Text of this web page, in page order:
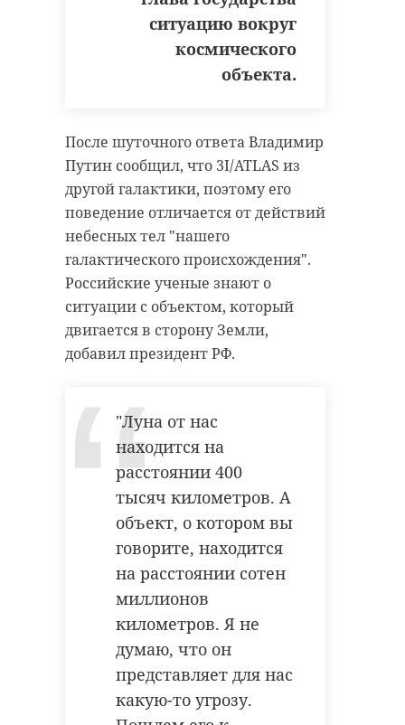
ситуацию вокруг
космического
объекта.
После шуточного ответа Владимир
Путин сообщил, что 3I/ATLAS из
другой галактики, поэтому его
поведение отличается от действий
небесных тел "нашего
галактического происхождения".
Российские ученые знают о
ситуации с объектом, который
двигается в сторону Земли,
добавил президент РФ.
"Луна от нас
находится на
расстоянии 400
тысяч километров. А
объект, о котором вы
говорите, находится
на расстоянии сотен
миллионов
километров. Я не
думаю, что он
представляет для нас
какую-то угрозу.